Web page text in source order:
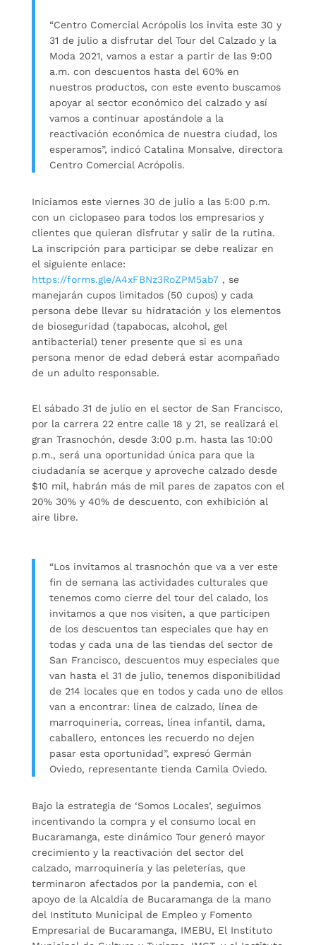
“Centro Comercial Acrópolis los invita este 30 y
31 de julio a disfrutar del Tour del Calzado y la
Moda 2021, vamos a estar a partir de las 9:00
a.m. con descuentos hasta del 60% en
nuestros productos, con este evento buscamos
apoyar al sector económico del calzado y así
vamos a continuar apostándole a la
reactivación económica de nuestra ciudad, los
esperamos”, indicó Catalina Monsalve, directora
Centro Comercial Acrópolis.
Iniciamos este viernes 30 de julio a las 5:00 p.m.
con un ciclopaseo para todos los empresarios y
clientes que quieran disfrutar y salir de la rutina.
La inscripción para participar se debe realizar en
el siguiente enlace:
https://forms.gle/A4xFBNz3RoZPM5ab7, se
manejarán cupos limitados (50 cupos) y cada
persona debe llevar su hidratación y los elementos
de bioseguridad (tapabocas, alcohol, gel
antibacterial) tener presente que si es una
persona menor de edad deberá estar acompañado
de un adulto responsable.
El sábado 31 de julio en el sector de San Francisco,
por la carrera 22 entre calle 18 y 21, se realizará el
gran Trasnochón, desde 3:00 p.m. hasta las 10:00
p.m., será una oportunidad única para que la
ciudadanía se acerque y aproveche calzado desde
$10 mil, habrán más de mil pares de zapatos con el
20% 30% y 40% de descuento, con exhibición al
aire libre.
“Los invitamos al trasnochón que va a ver este
fin de semana las actividades culturales que
tenemos como cierre del tour del calado, los
invitamos a que nos visiten, a que participen
de los descuentos tan especiales que hay en
todas y cada una de las tiendas del sector de
San Francisco, descuentos muy especiales que
van hasta el 31 de julio, tenemos disponibilidad
de 214 locales que en todos y cada uno de ellos
van a encontrar: línea de calzado, línea de
marroquinería, correas, línea infantil, dama,
caballero, entonces les recuerdo no dejen
pasar esta oportunidad”, expresó Germán
Oviedo, representante tienda Camila Oviedo.
Bajo la estrategia de ‘Somos Locales’, seguimos
incentivando la compra y el consumo local en
Bucaramanga, este dinámico Tour generó mayor
crecimiento y la reactivación del sector del
calzado, marroquinería y las peleterías, que
terminaron afectados por la pandemia, con el
apoyo de la Alcaldía de Bucaramanga de la mano
del Instituto Municipal de Empleo y Fomento
Empresarial de Bucaramanga, IMEBU, El Instituto